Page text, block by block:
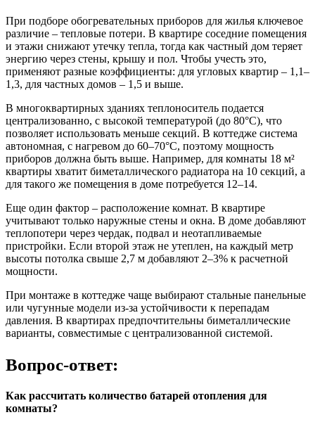
При подборе обогревательных приборов для жилья ключевое
различие – тепловые потери. В квартире соседние помещения
и этажи снижают утечку тепла, тогда как частный дом теряет
энергию через стены, крышу и пол. Чтобы учесть это,
применяют разные коэффициенты: для угловых квартир – 1,1–
1,3, для частных домов – 1,5 и выше.
В многоквартирных зданиях теплоноситель подается
централизованно, с высокой температурой (до 80°C), что
позволяет использовать меньше секций. В коттедже система
автономная, с нагревом до 60–70°C, поэтому мощность
приборов должна быть выше. Например, для комнаты 18 м²
квартиры хватит биметаллического радиатора на 10 секций, а
для такого же помещения в доме потребуется 12–14.
Еще один фактор – расположение комнат. В квартире
учитывают только наружные стены и окна. В доме добавляют
теплопотери через чердак, подвал и неотапливаемые
пристройки. Если второй этаж не утеплен, на каждый метр
высоты потолка свыше 2,7 м добавляют 2–3% к расчетной
мощности.
При монтаже в коттедже чаще выбирают стальные панельные
или чугунные модели из-за устойчивости к перепадам
давления. В квартирах предпочтительны биметаллические
варианты, совместимые с централизованной системой.
Вопрос-ответ:
Как рассчитать количество батарей отопления для
комнаты?